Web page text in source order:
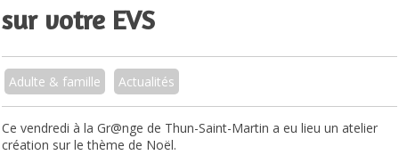
sur votre EVS
Adulte & famille Actualités
Ce vendredi à la Gr@nge de Thun-Saint-Martin a eu lieu un atelier
création sur le thème de Noël.